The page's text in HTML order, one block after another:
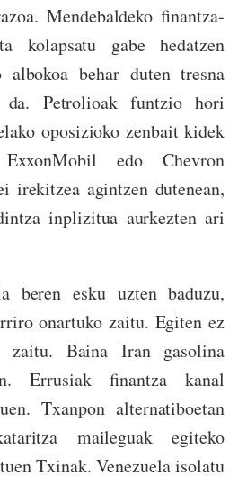
Mendebaldeko finantza-
kolapsatu gabe hedatzen
albokoa behar duten tresna
da. Petrolioak funtzio hori
oposizioko zenbait kidek
edo Chevron
irekitzea agintzen dutenean,
inplizitua aurkezten ari
beren esku uzten baduzu,
onartuko zaitu. Egiten ez
zaitu. Baina Iran gasolina
Errusiak finantza kanal
Txanpon alternatiboetan
maileguak egiteko
Txinak. Venezuela isolatu